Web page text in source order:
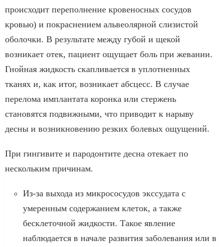
происходит переполнение кровеносных сосудов
кровью) и покраснением альвеолярной слизистой
оболочки. В результате между губой и щекой
возникает отек, пациент ощущает боль при жевании.
Гнойная жидкость скапливается в уплотненных
тканях и, как итог, возникает абсцесс. В случае
перелома имплантата коронка или стержень
становятся подвижными, что приводит к нарыву
десны и возникновению резких болевых ощущений.
При гингивите и пародонтите десна отекает по
нескольким причинам.
Из-за выхода из микрососудов экссудата с
умеренным содержанием клеток, а также
бесклеточной жидкости. Такое явление
наблюдается в начале развития заболевания или в